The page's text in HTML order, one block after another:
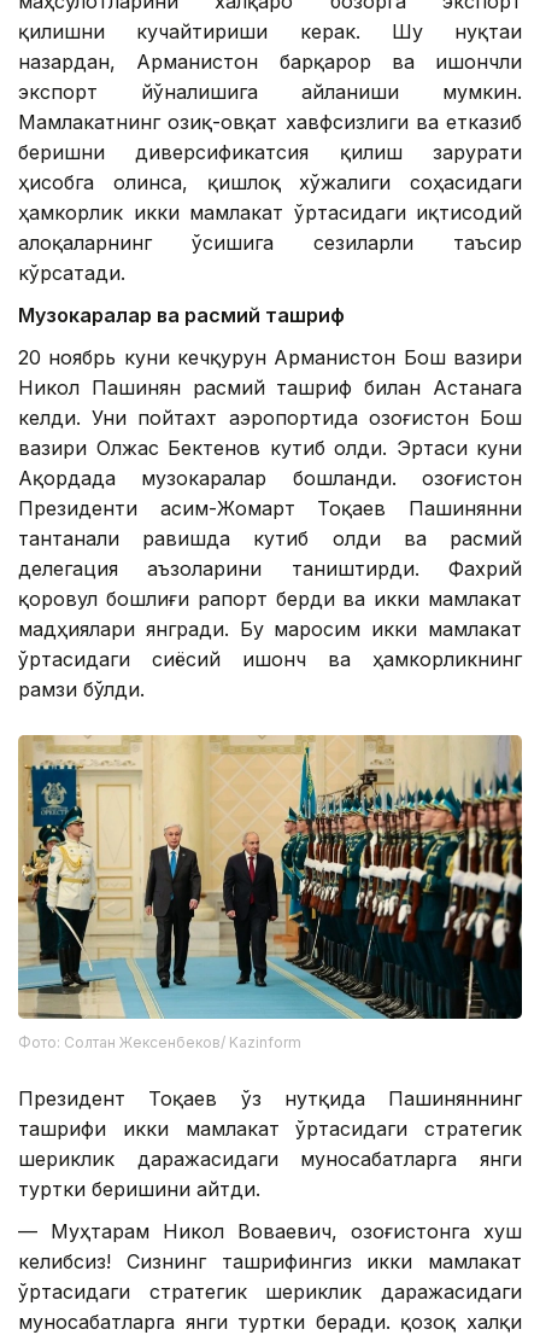
қилишни кучайтириши керак. Шу нуқтаи
назардан, Арманистон барқарор ва ишончли
экспорт йўналишига айланиши мумкин.
Мамлакатнинг озиқ-овқат хавфсизлиги ва етказиб
беришни диверсификатсия қилиш зарурати
ҳисобга олинса, қишлоқ хўжалиги соҳасидаги
ҳамкорлик икки мамлакат ўртасидаги иқтисодий
алоқаларнинг ўсишига сезиларли таъсир
кўрсатади.
Музокаралар ва расмий ташриф
20 ноябрь куни кечқурун Арманистон Бош вазири
Никол Пашинян расмий ташриф билан Астанага
келди. Уни пойтахт аэропортида Қозоғистон Бош
вазири Олжас Бектенов кутиб олди. Эртаси куни
Ақордада музокаралар бошланди. Қозоғистон
Президенти Қасим-Жомарт Тоқаев Пашинянни
тантанали равишда кутиб олди ва расмий
делегация аъзоларини таништирди. Фахрий
қоровул бошлиғи рапорт берди ва икки мамлакат
мадҳиялари янгради. Бу маросим икки мамлакат
ўртасидаги сиёсий ишонч ва ҳамкорликнинг
рамзи бўлди.
Фото: Солтан Жексенбеков/ Kazinform
Президент Тоқаев ўз нутқида Пашиняннинг
ташрифи икки мамлакат ўртасидаги стратегик
шериклик даражасидаги муносабатларга янги
туртки беришини айтди.
— Муҳтарам Никол Воваевич, Қозоғистонга хуш
келибсиз! Сизнинг ташрифингиз икки мамлакат
ўртасидаги стратегик шериклик даражасидаги
муносабатларга янги туртки беради. қозоқ халқи